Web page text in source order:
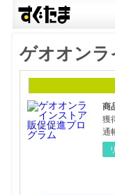
ゲオオンラ
商
獲
通